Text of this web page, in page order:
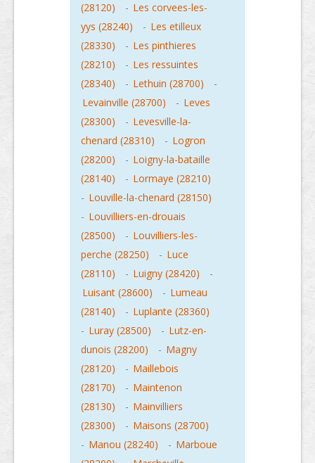
(28120)
- Les corvees-les-
yys (28240)
- Les etilleux
(28330)
- Les pinthieres
(28210)
- Les ressuintes
(28340)
- Lethuin (28700)
-
Levainville (28700)
- Leves
(28300)
- Levesville-la-
chenard (28310)
- Logron
(28200)
- Loigny-la-bataille
(28140)
- Lormaye (28210)
- Louville-la-chenard (28150)
- Louvilliers-en-drouais
(28500)
- Louvilliers-les-
perche (28250)
- Luce
(28110)
- Luigny (28420)
-
Luisant (28600)
- Lumeau
(28140)
- Luplante (28360)
- Luray (28500) - Lutz-en-
dunois (28200)
- Magny
(28120)
- Maillebois
(28170)
- Maintenon
(28130)
- Mainvilliers
(28300)
- Maisons (28700)
- Manou (28240) - Marboue